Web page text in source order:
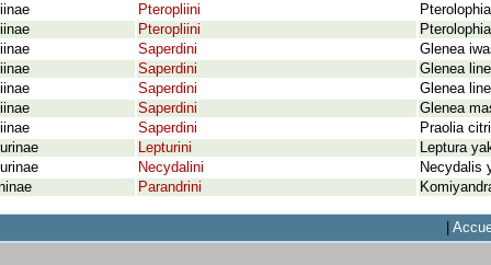
Pteropliini
Pteropliini
Saperdini
Glenea
Saperdini
Glenea
Saperdini
Glenea
Saperdini
Glenea
Saperdini
Praolia
Lepturini
Leptura
Necydalini
Necydalis
Parandrini